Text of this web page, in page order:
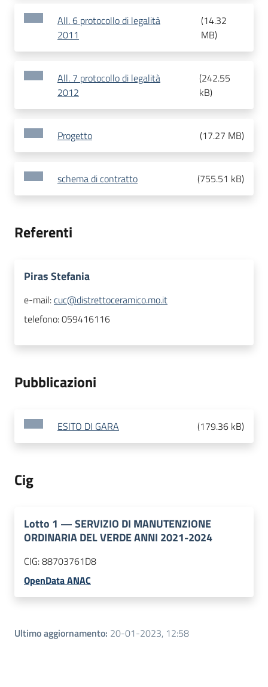
All. 6 protocollo di legalità
2011
(14.32
MB)
All. 7 protocollo di legalità
2012
(242.55
kB)
Progetto (17.27 MB)
schema di contratto (755.51 kB)
Referenti
Piras Stefania
e-mail:cuc@distrettoceramico.mo.it
telefono:059416116
Pubblicazioni
ESITO DI GARA (179.36 kB)
Cig
Lotto 1 —SERVIZIO DI MANUTENZIONE
ORDINARIA DEL VERDE ANNI 2021-2024
CIG:88703761D8
OpenData ANAC
Ultimo aggiornamento: 20-01-2023, 12:58